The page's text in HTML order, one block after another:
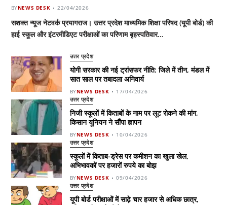
BYNEWS DESK 22/04/2026
सशक्त न्यूज नेटवर्क प्रयागराज। उत्तर प्रदेश माध्यमिक शिक्षा परिषद (यूपी बोर्ड) की
हाई स्कूल और इंटरमीडिएट परीक्षाओं का परिणाम बृहस्पतिवार…
उत्तर प्रदेश
योगी सरकार की नई ट्रांसफर नीति: जिले में तीन, मंडल में
सात साल पर तबादला अनिवार्य
BYNEWS DESK 17/04/2026
उत्तर प्रदेश
निजी स्कूलों में किताबों के नाम पर लूट रोकने की मांग,
किसान यूनियन ने सौंपा ज्ञापन
BYNEWS DESK 10/04/2026
उत्तर प्रदेश
स्कूलों में किताब-ड्रेस पर कमीशन का खुला खेल,
अभिभावकों पर हजारों रुपये का बोझ
BYNEWS DESK 09/04/2026
उत्तर प्रदेश
यूपी बोर्ड परीक्षाओं में साढ़े चार हजार से अधिक छात्र,